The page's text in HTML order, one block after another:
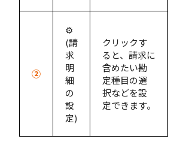
②
⚙
(請
求
明
細
の
設
定)
クリックす
ると、請求に
含めたい勘
定種目の選
択などを設
定できます。